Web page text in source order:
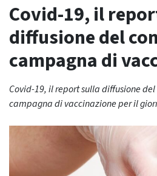
Covid-19, il
diffusione del
campagna di
Covid-19, il report sulla diffusione
campagna di vaccinazione per il